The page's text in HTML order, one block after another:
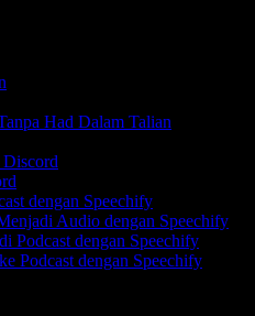
Had Dalam Talian
Discord
dengan Speechify
Audio dengan Speechify
Podcast dengan Speechify
Podcast dengan Speechify